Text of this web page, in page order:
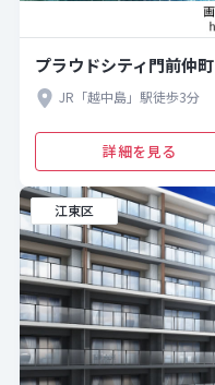
プラウドシティ門前仲町
JR「越中島」駅徒歩3分
詳細を見る
江東区